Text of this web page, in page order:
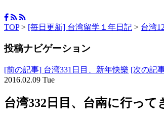
TOP> [毎日更新] 台湾留学１年日記 > 台湾
投稿ナビゲーション
[前の記事] 台湾331日目、新年快樂 [次の記
2016.02.09 Tue
台湾332日目、台南に行って